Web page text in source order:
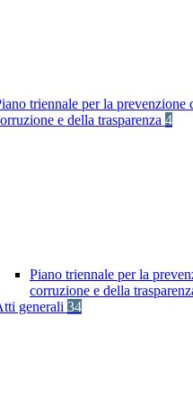
triennale per la prevenzione
e della trasparenza 4
Piano triennale per la
corruzione e della
generali 34